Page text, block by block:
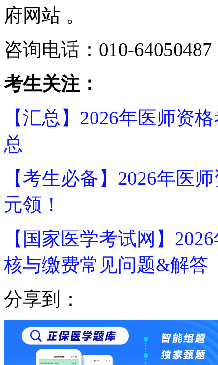
府网站 。
咨询电话：010-64050487
考生关注：
【汇总】2026年医师资
总
【考生必备】2026年医
元领！
【国家医学考试网】
核与缴费常见问题&解答
分享到：